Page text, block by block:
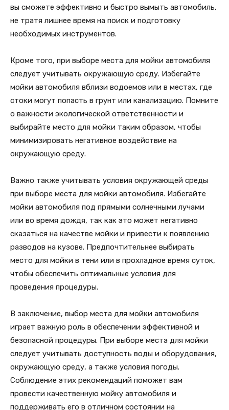
вы сможете эффективно и быстро вымыть автомобиль,
не тратя лишнее время на поиск и подготовку
необходимых инструментов.
Кроме того, при выборе места для мойки автомобиля
следует учитывать окружающую среду. Избегайте
мойки автомобиля вблизи водоемов или в местах, где
стоки могут попасть в грунт или канализацию. Помните
о важности экологической ответственности и
выбирайте место для мойки таким образом, чтобы
минимизировать негативное воздействие на
окружающую среду.
Важно также учитывать условия окружающей среды
при выборе места для мойки автомобиля. Избегайте
мойки автомобиля под прямыми солнечными лучами
или во время дождя, так как это может негативно
сказаться на качестве мойки и привести к появлению
разводов на кузове. Предпочтительнее выбирать
место для мойки в тени или в прохладное время суток,
чтобы обеспечить оптимальные условия для
проведения процедуры.
В заключение, выбор места для мойки автомобиля
играет важную роль в обеспечении эффективной и
безопасной процедуры. При выборе места для мойки
следует учитывать доступность воды и оборудования,
окружающую среду, а также условия погоды.
Соблюдение этих рекомендаций поможет вам
провести качественную мойку автомобиля и
поддерживать его в отличном состоянии на